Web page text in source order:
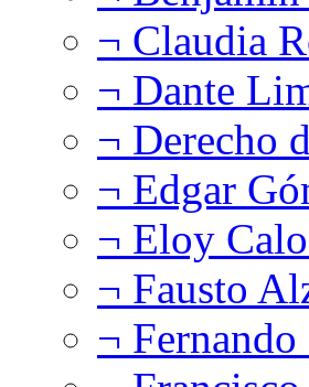
¬ Claudia
¬ Dante
¬ Derecho
¬ Edgar
¬ Eloy
¬ Fausto
¬